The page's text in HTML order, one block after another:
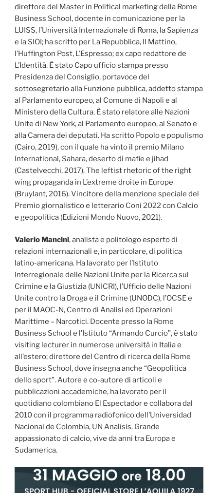
direttore del Master in Political marketing della Rome
Business School, docente in comunicazione per la
LUISS, l’Università Internazionale di Roma, la Sapienza
e la SIOI; ha scritto per La Repubblica, Il Mattino,
l’Huffington Post, L’Espresso; ex capo redattore de
L’Identità. È stato Capo ufficio stampa presso
Presidenza del Consiglio, portavoce del
sottosegretario alla Funzione pubblica, addetto stampa
al Parlamento europeo, al Comune di Napoli e al
Ministero della Cultura. È stato relatore alle Nazioni
Unite di New York, al Parlamento europeo, al Senato e
alla Camera dei deputati. Ha scritto Popolo e populismo
(Cairo, 2019), con il quale ha vinto il premio Milano
International, Sahara, deserto di mafie e jihad
(Castelvecchi, 2017), The leftist rhetoric of the right
wing propaganda in L’extreme droite in Europe
(Bruylant, 2016). Vincitore della menzione speciale del
Premio giornalistico e letterario Coni 2022 con Calcio
e geopolitica (Edizioni Mondo Nuovo, 2021).
Valerio Mancini, analista e politologo esperto di
relazioni internazionali e, in particolare, di politica
latino-americana. Ha lavorato per l’Istituto
Interregionale delle Nazioni Unite per la Ricerca sul
Crimine e la Giustizia (UNICRI), l’Ufficio delle Nazioni
Unite contro la Droga e il Crimine (UNODC), l’OCSE e
per il MAOC-N, Centro di Analisi ed Operazioni
Marittime – Narcotici. Docente presso la Rome
Business School e l’Istituto “Armando Curcio”, è stato
visiting lecturer in numerose università in Italia e
all’estero; direttore del Centro di ricerca della Rome
Business School, dove insegna anche “Geopolitica
dello sport”. Autore e co-autore di articoli e
pubblicazioni accademiche, ha lavorato per il
quotidiano colombiano El Espectador e collabora dal
2010 con il programma radiofonico dell’Universidad
Nacional de Colombia, UN Analísis. Grande
appassionato di calcio, vive da anni tra Europa e
Sudamerica.